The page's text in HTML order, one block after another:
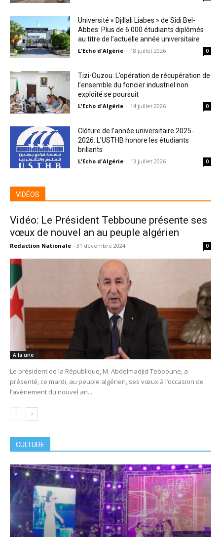
Université « Djillali Liabes » de Sidi Bel-
Abbes: Plus de 6.000 étudiants diplômés
au titre de l’actuelle année universitaire
L'Echo d'Algérie - 18 juillet 2026 0
Tizi-Ouzou: L’opération de récupération de
l’ensemble du foncier industriel non
exploité se poursuit
L'Echo d'Algérie - 14 juillet 2026 0
Clôture de l’année universitaire 2025-
2026: L’USTHB honore les étudiants
brillants
L'Echo d'Algérie - 13 juillet 2026 0
VIDÉOS
Vidéo: Le Président Tebboune présente ses
vœux de nouvel an au peuple algérien
Redaction Nationale - 31 décembre 2024 0
A la une
Le président de la République, M. Abdelmadjid Tebboune, a
présenté, ce mardi, au peuple algérien, ses vœux à l’occasion de
l’avènement du nouvel an...
CULTURE